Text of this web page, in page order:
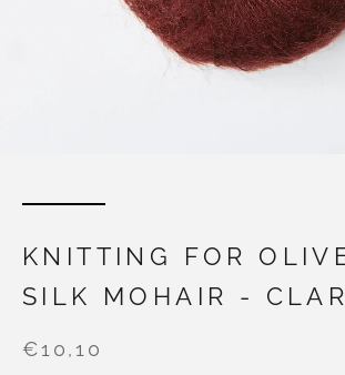
KNITTING FOR
SILK MOHAIR -
€10,10